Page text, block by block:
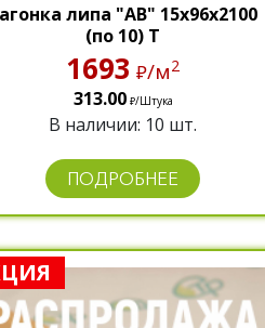
липа "АВ" 15х96х2100
(по 10) Т
1693 ₽/м2
313.00 ₽/Штука
В наличии: 10 шт.
ПОДРОБНЕЕ